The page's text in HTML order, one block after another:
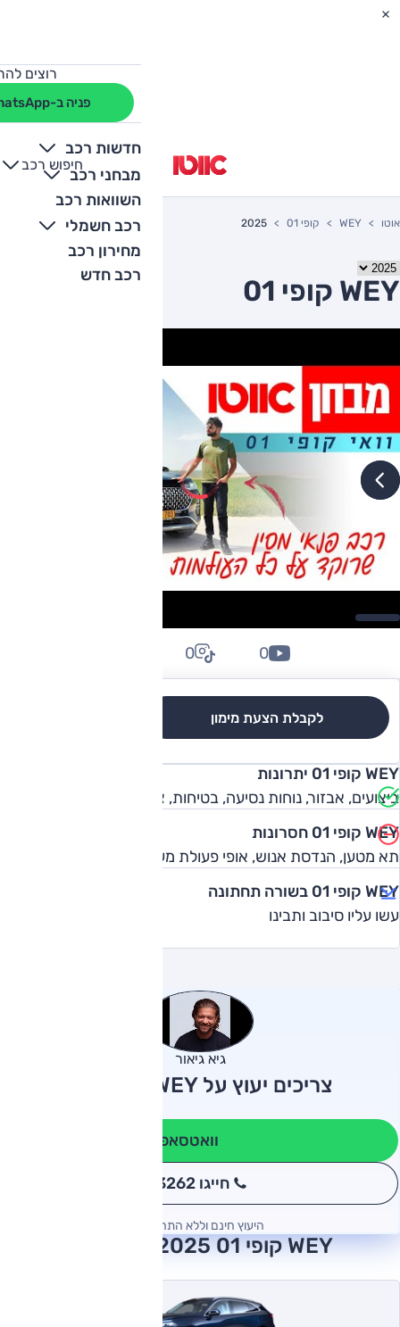
רוצים
פניה ב-WhatsApp
חדשות רכב
מבחני רכב
השוואות רכב
רכב חשמלי
מחירון רכב
רכב חדש
חיפוש רכב
+
-
אוטו WEY קופי 01 2025
WEY קופי 01
לקבלת הצעת מימון
0
0
WEY קופי 01 יתרונות
ביצועים, אבזור, נוחות נסיעה, בטיחות, צריכת דלק, טווח חשמלי
WEY קופי 01 חסרונות
תא מטען, הנדסת אנוש, אופי פעולת מערכות בטיחות אקטיביות
WEY קופי 01 בשורה תחתונה
עשו עליו סיבוב ותבינו
גיא גיאור
צריכים יעוץ על WEY קופי 01?
וואטסאפ
חייגו 3262
היעוץ חינם וללא התחייבות
WEY קופי 01 2025 חוות דעת